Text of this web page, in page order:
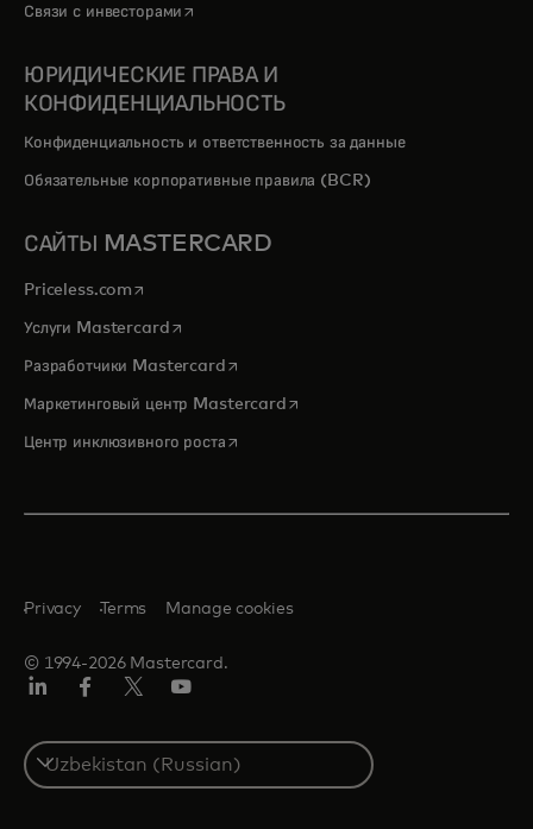
Связи с инвесторами opens in a new tab
ЮРИДИЧЕСКИЕ ПРАВА И
КОНФИДЕНЦИАЛЬНОСТЬ
Конфиденциальность и ответственность за данные
Обязательные корпоративные правила (BCR)
САЙТЫ MASTERCARD
Priceless.com opens in a new tab
Услуги Mastercardopens in a new tab
Разработчики Mastercardopens in a new tab
Маркетинговый центр Mastercardopens in a new tab
Центр инклюзивного ростаopens in a new tab
© 1994-2026 Mastercard.
Privacy Terms Manage cookies
Select
a
country